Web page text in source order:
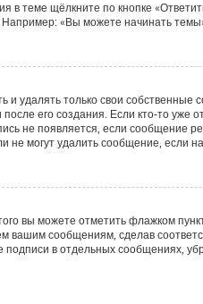
щёлкните по кнопке
«Вы можете начинать
удалять только свои
его создания. Если кто-то
не появляется, если сообщение
могут удалить сообщение, если
вы можете отметить флажком
вашим сообщениям, сделав
подписи в отдельных сообщениях,